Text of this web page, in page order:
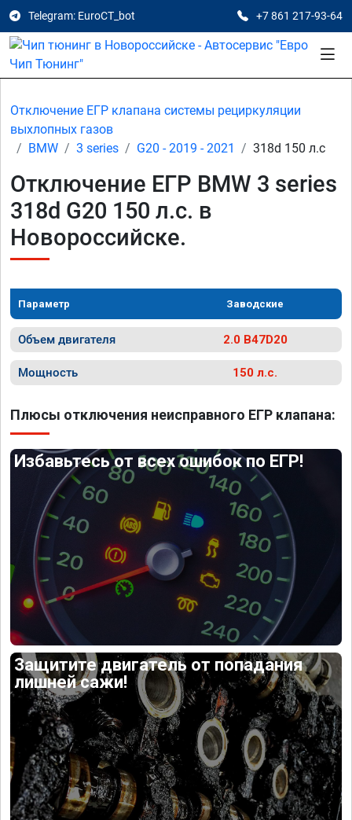
Telegram: EuroCT_bot +7 861 217-93-64
Отключение ЕГР клапана системы рециркуляции
выхлопных газов
BMW
3 series G20 - 2019 - 2021 318d 150 л.с
Отключение ЕГР BMW 3 series
318d G20 150 л.с. в
Новороссийске.
Параметр Заводские
Объем двигателя 2.0 B47D20
Мощность 150 л.с.
Плюсы отключения неисправного ЕГР клапана:
Избавьтесь от всех ошибок по ЕГР!
Защитите двигатель от попадания
лишней сажи!